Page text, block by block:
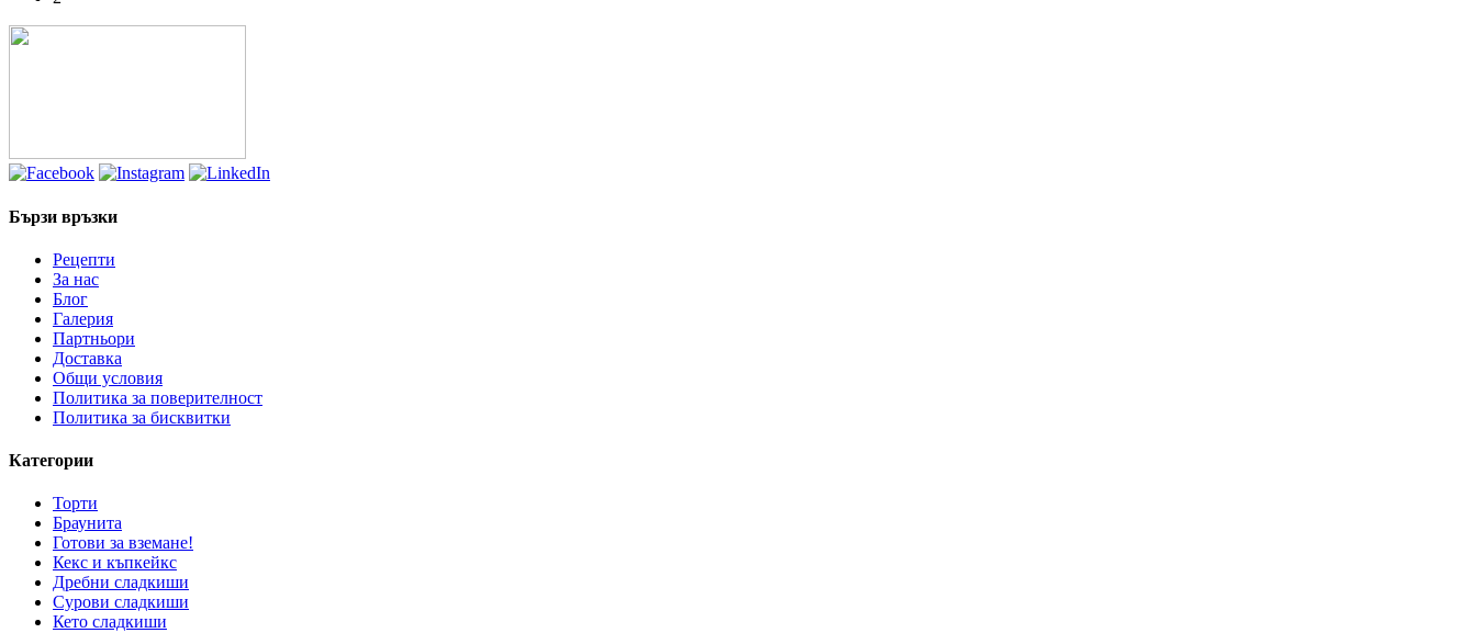
Бързи връзки
Рецепти
За нас
Блог
Галерия
Партньори
Доставка
Общи условия
Политика за поверителност
Политика за бисквитки
Категории
Торти
Браунита
Готови за вземане!
Кекс и къпкейкс
Дребни сладкиши
Сурови сладкиши
Кето сладкиши